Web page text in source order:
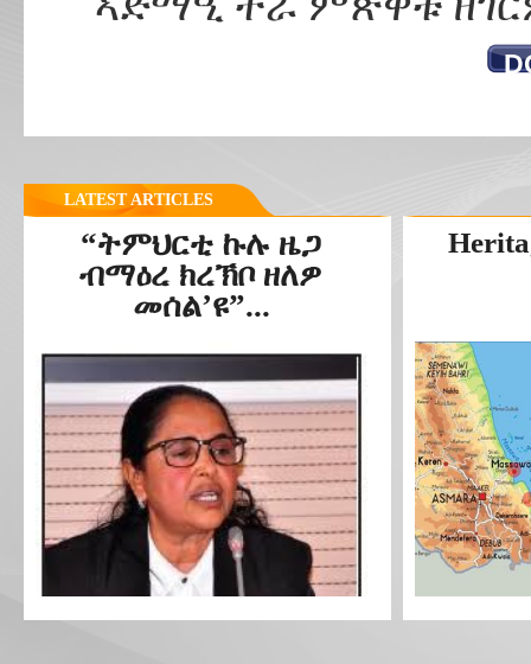
LATEST ARTICLES
“ትምህርቲ ኩሉ ዜጋ
ብማዕረ ክረኽቦ ዘለዎ
መሰል’ዩ”...